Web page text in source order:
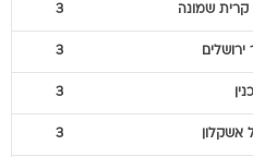
קרית שמונה 3
ירושלים 3
3
אשקלון 3